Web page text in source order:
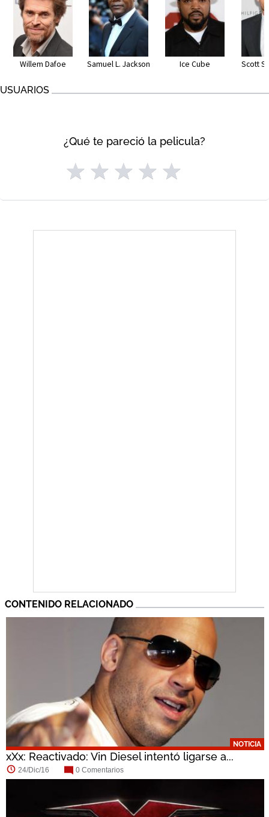
Willem Dafoe Samuel L. Jackson Ice Cube Scott
USUARIOS
¿Qué te pareció la pelicula?
CONTENIDO RELACIONADO
NOTICIA
xXx: Reactivado: Vin Diesel intentó ligarse a...
24/Dic/16 0 Comentarios